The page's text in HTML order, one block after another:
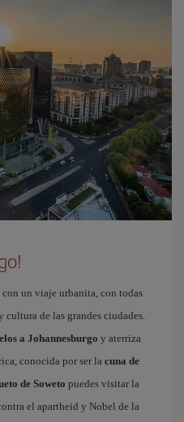
un viaje urbanita, con todas
de las grandes ciudades.
a Johannesburgo y aterriza
conocida por ser la cuna de
de Soweto puedes visitar la
el apartheid y Nobel de la